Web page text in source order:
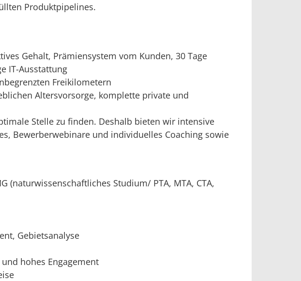
Produktpipelines.
Gehalt, Prämiensystem vom Kunden, 30 Tage
IT-Ausstattung
Freikilometern
Altersvorsorge, komplette private und
Stelle zu finden. Deshalb bieten wir intensive
Bewerberwebinare und individuelles Coaching sowie
(naturwissenschaftliches Studium/ PTA, MTA, CTA,
Gebietsanalyse
hohes Engagement